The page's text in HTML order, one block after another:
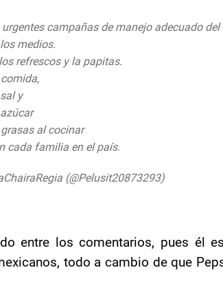
urgentes campañas de manejo adecuado del
medios.
refrescos y la papitas.
y
al cocinar
cada familia en el país.
(@Pelusit20873293)
entre los comentarios, pues él
todo a cambio de que